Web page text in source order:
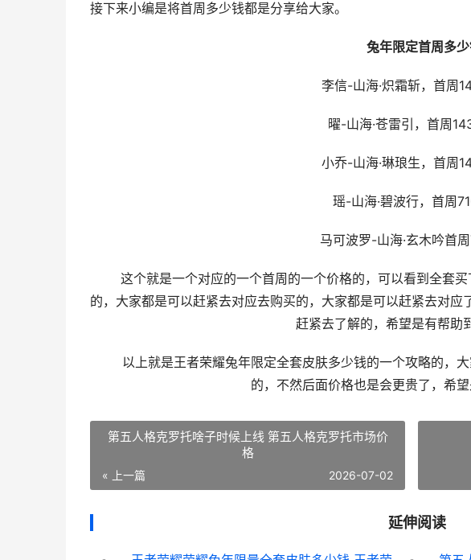
接下来小编是将首周多少钱都是分享给大家。
兔年限定首周多少
李信-山海·炽霜斩，首周
曜-山海·苍雷引，首周
小乔-山海·琳琅生，首周
瑶-山海·碧波行，首周
马可波罗-山海·玄木吟首周
这个就是一个对应的一个首周的一个价格的，可以看到全套买
的，大家都是可以赶紧去对应去购买的，大家都是可以赶紧去对
赶紧去了解的，希望是有帮助
以上就是王者荣耀兔年限定全套皮肤多少钱的一个攻略的，大
的，不然后面价格也是会更贵了，希望
第五人格克罗托啥子时候上线 第五人格克罗托市场价
格
« 上一篇 2026-07-02
延伸阅读